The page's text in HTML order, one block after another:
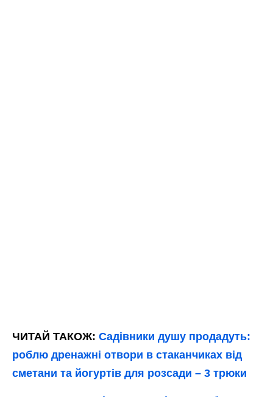
ЧИТАЙ ТАКОЖ: Садівники душу продадуть:
роблю дренажні отвори в стаканчиках від
сметани та йогуртів для розсади – 3 трюки